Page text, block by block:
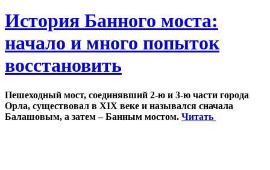
История Банного моста:
начало и много попыток
восстановить
Пешеходный мост, соединявший 2-ю и 3-ю части города
Орла, существовал в XIX веке и назывался сначала
Балашовым, а затем – Банным мостом. Читать